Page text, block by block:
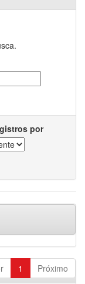
por
1 Próximo